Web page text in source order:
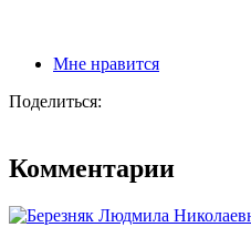
Мне нравится
Поделиться:
Комментарии